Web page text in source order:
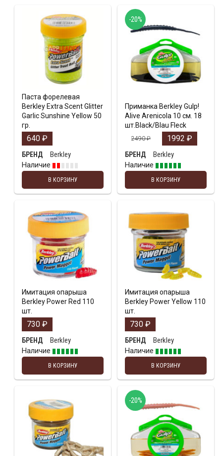
Паста форелевая
Berkley Extra Scent Glitter
Garlic Sunshine Yellow 50
гр.
640 ₽
БРЕНД
Berkley
Наличие
В КОРЗИНУ
Приманка Berkley Gulp!
Alive Arenicola 10 см. 18
шт.Black/Blau Fleck
2490₽ 1992 ₽
БРЕНД
Berkley
Наличие
В КОРЗИНУ
-20%
Имитация опарыша
Berkley Power Red 110
шт.
730 ₽
БРЕНД
Berkley
Наличие
В КОРЗИНУ
Имитация опарыша
Berkley Power Yellow 110
шт.
730 ₽
БРЕНД
Berkley
Наличие
В КОРЗИНУ
-20%